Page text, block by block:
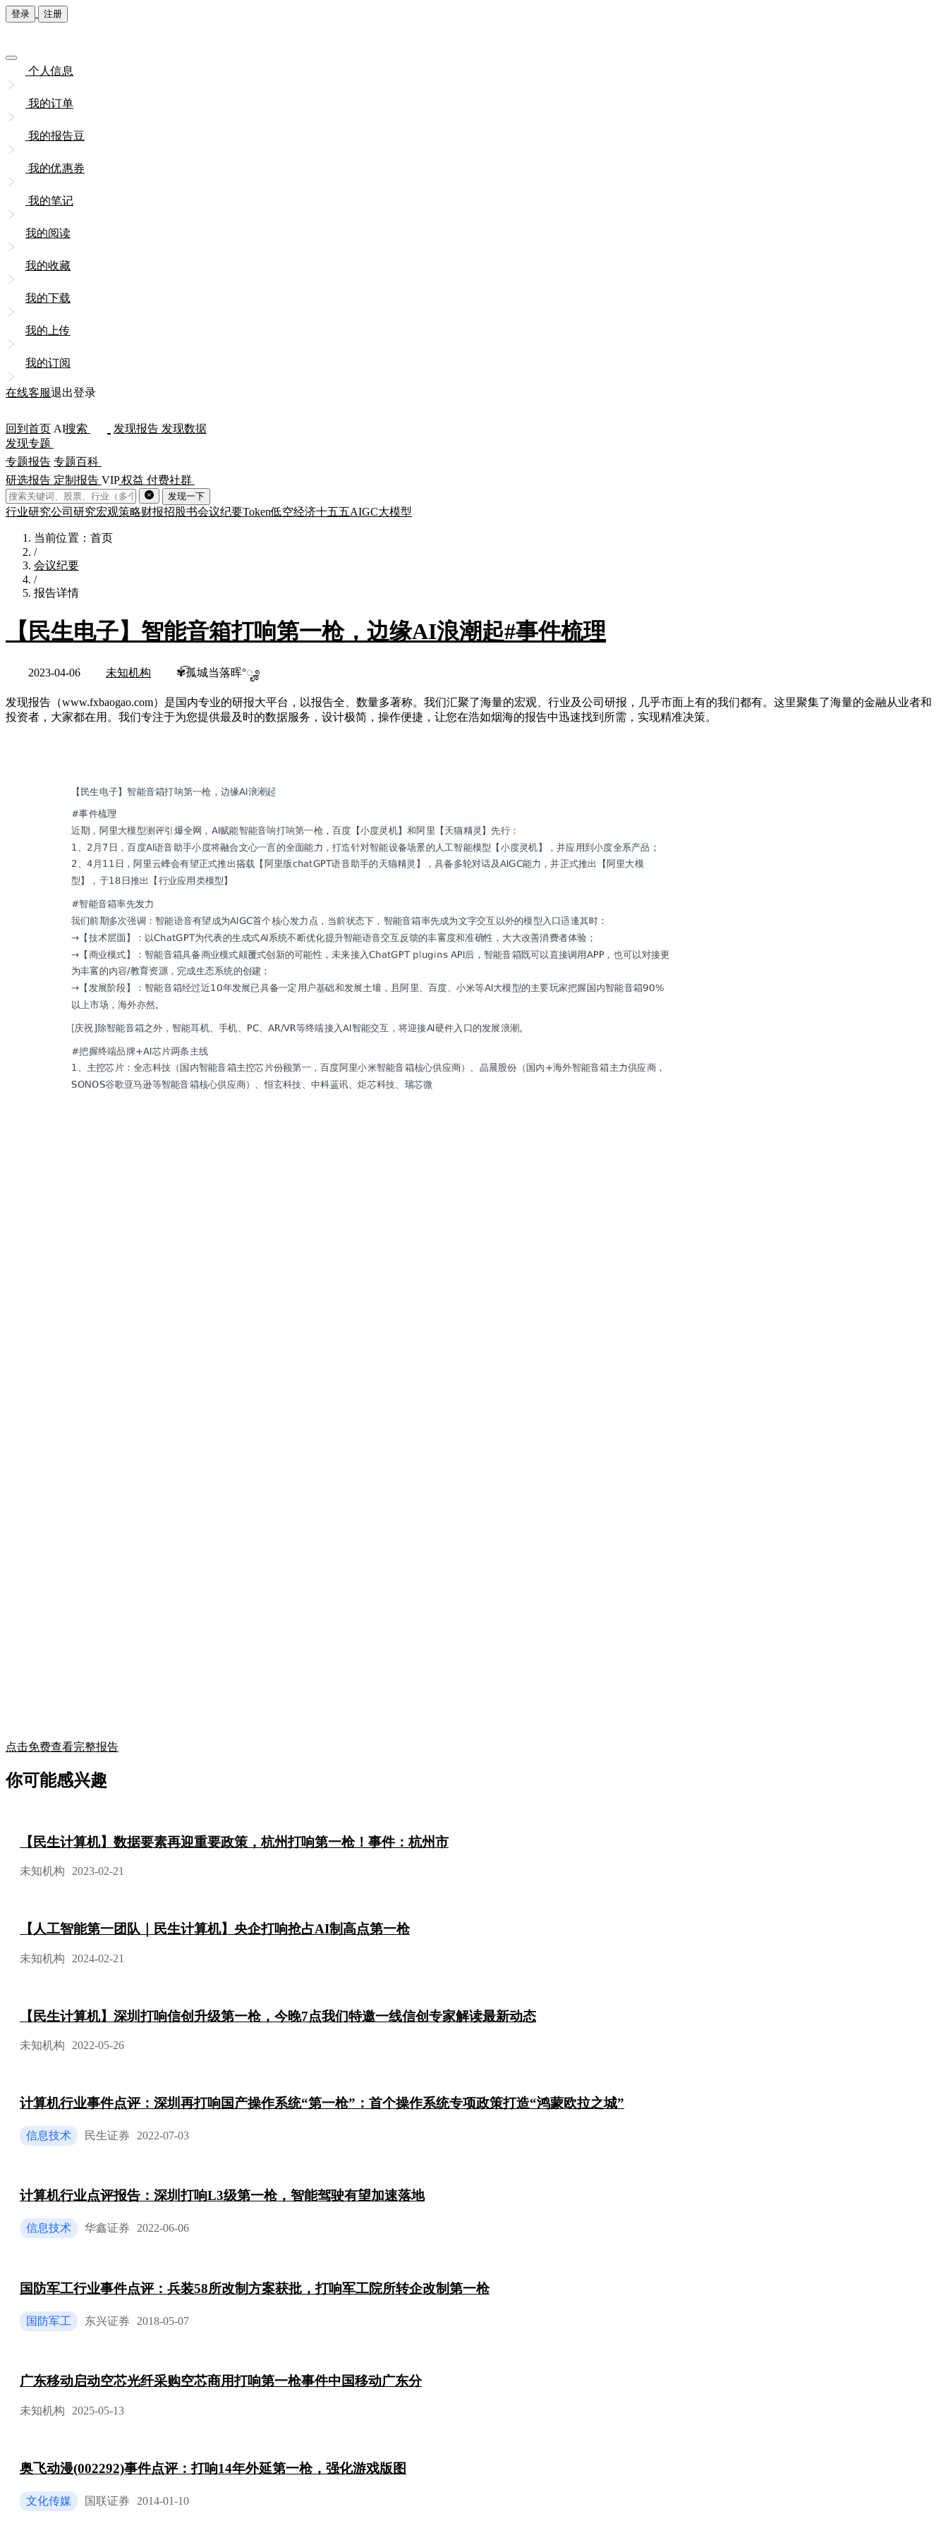
登录 注册
个人信息
我的订单
我的报告豆
我的优惠券
我的笔记
我的阅读
我的收藏
我的下载
我的上传
我的订阅
在线客服退出登录
回到首页 AI搜索 发现报告 发现数据
发现专题
专题报告 专题百科
研选报告 定制报告 VIP权益 付费社群
发现一下
行业研究公司研究宏观策略财报招股书会议纪要Token低空经济十五五AIGC大模型
当前位置：首页
/
会议纪要
/
报告详情
【民生电子】智能音箱打响第一枪，边缘AI浪潮起#事件梳理
2023-04-06 未知机构 ✾͡孤城当落晖°ೄ೨
发现报告（www.fxbaogao.com）是国内专业的研报大平台，以报告全、数量多著称。我们汇聚了海量的宏观、行业及公司研报，几乎市面上有的我们都有。这里聚集了海量的金融从业者和
投资者，大家都在用。我们专注于为您提供最及时的数据服务，设计极简，操作便捷，让您在浩如烟海的报告中迅速找到所需，实现精准决策。
点击免费查看完整报告
你可能感兴趣
【民生计算机】数据要素再迎重要政策，杭州打响第一枪！事件：杭州市
未知机构 2023-02-21
【人工智能第一团队｜民生计算机】央企打响抢占AI制高点第一枪
未知机构 2024-02-21
【民生计算机】深圳打响信创升级第一枪，今晚7点我们特邀一线信创专家解读最新动态
未知机构 2022-05-26
计算机行业事件点评：深圳再打响国产操作系统“第一枪”：首个操作系统专项政策打造“鸿蒙欧拉之城”
信息技术 民生证券 2022-07-03
计算机行业点评报告：深圳打响L3级第一枪，智能驾驶有望加速落地
信息技术 华鑫证券 2022-06-06
国防军工行业事件点评：兵装58所改制方案获批，打响军工院所转企改制第一枪
国防军工 东兴证券 2018-05-07
广东移动启动空芯光纤采购空芯商用打响第一枪事件中国移动广东分
未知机构 2025-05-13
奥飞动漫(002292)事件点评：打响14年外延第一枪，强化游戏版图
文化传媒 国联证券 2014-01-10